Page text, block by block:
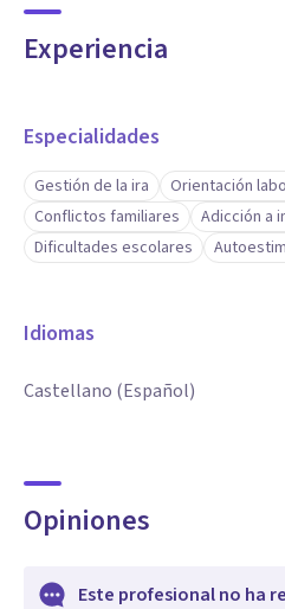
Experiencia
Especialidades
Gestión de la ira Orientación
Conflictos familiares
Adicción a
Dificultades escolares
Idiomas
Castellano (Español)
Opiniones
Este profesional no ha